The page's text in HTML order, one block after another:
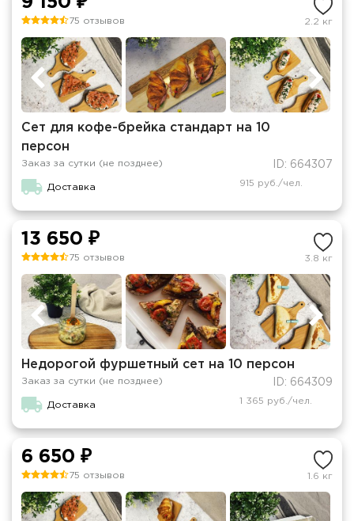
75 отзывов 2.2 кг
Сет для кофе-брейка стандарт на 10
персон
Заказ за сутки (не позднее) ID: 664307
Доставка 915 руб./чел.
13 650 ₽
75 отзывов 3.8 кг
Недорогой фуршетный сет на 10 персон
Заказ за сутки (не позднее) ID: 664309
Доставка 1 365 руб./чел.
6 650 ₽
75 отзывов 1.6 кг